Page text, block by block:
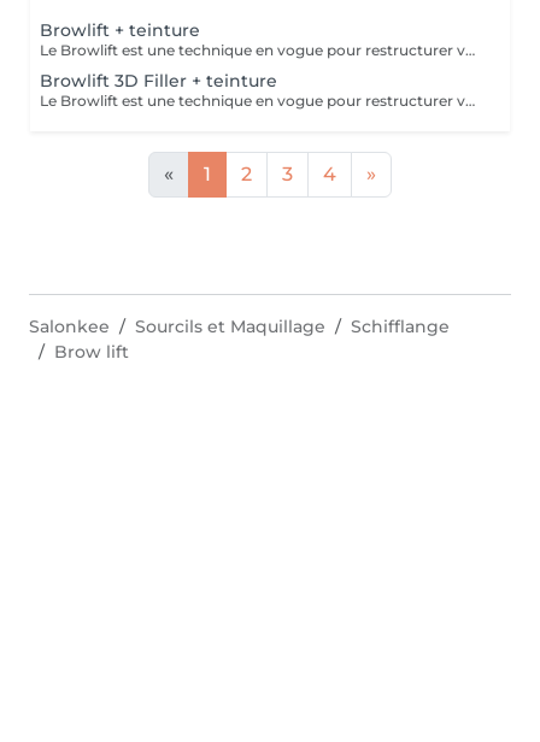
Browlift + teinture
Le Browlift est une technique en vogue pour restructurer vos sourcils qui permet de les épaissir et les rehausser tout en fixant leur mouvement pour un résultat qui dure environ 6 semaines. Ils paraissent plus fournis et volumineux,la teinture va accentuer la forme et intensifier la couleur. Le Browlift ouvre votre regard et le met en valeur.
Browlift 3D Filler + teinture
Le Browlift est une technique en vogue pour restructurer vos sourcils qui permet de les épaissir et les rehausser tout en fixant leur mouvement pour un résultat qui dure environ 6 semaines. Ils paraissent plus fournis et volumineux et la teinture va accentuer la forme et intensifier la couleur. Le Browlift ouvre votre regard et le met en valeur. Le soin 3D Filler est un soin naturel qui va agir sur la structure du poil et ainsi favoriser la croissance et le nourrir en profondeur.
« 1 2 3 4 »
Salonkee Sourcils et Maquillage
Schifflange
Brow lift